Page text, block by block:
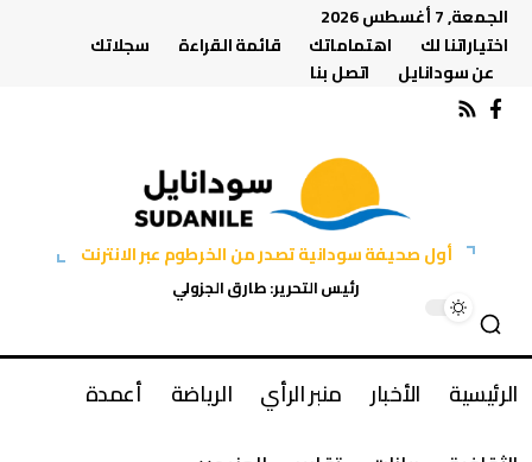
الجمعة, 7 أغسطس 2026
اختياراتنا لك
اهتماماتك قائمة القراءة
سجلاتك
عن سودانايل
اتصل بنا
أول صحيفة سودانية تصدر من الخرطوم عبر الانترنت
رئيس التحرير: طارق الجزولي
الرئيسية الأخبار منبر الرأي الرياضة
أعمدة